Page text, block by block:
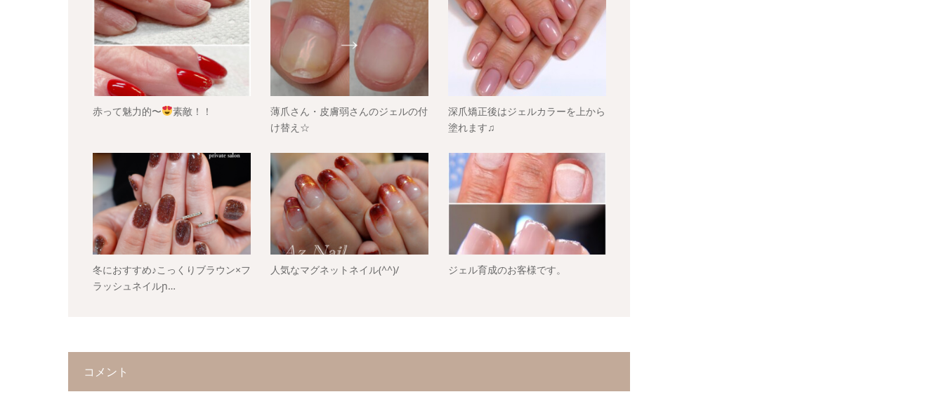
赤って魅力的〜 素敵！！
薄爪さん・皮膚弱さんのジェルの付
け替え☆
深爪矯正後はジェルカラーを上から
塗れます♫
冬におすすめ♪こっくりブラウン×フ
ラッシュネイルɲ…
人気なマグネットネイル(^^)/ ジェル育成のお客様です。
コメント